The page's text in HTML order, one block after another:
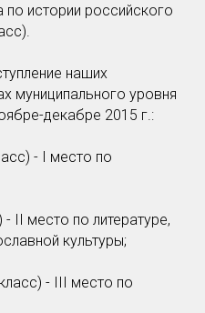
по истории российского
наших
муниципального уровня
декабре 2015 г.:
- I место по
II место по литературе,
культуры;
- III место по